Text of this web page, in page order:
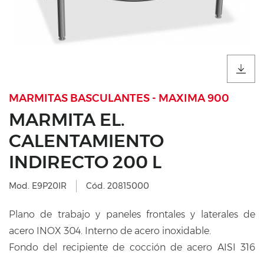
MARMITAS BASCULANTES - MAXIMA 900
MARMITA EL.
CALENTAMIENTO
INDIRECTO 200 L
Mod. E9P20IR Cód. 20815000
Plano de trabajo y paneles frontales y laterales de
acero INOX 304. Interno de acero inoxidable.
Fondo del recipiente de cocción de acero AISI 316